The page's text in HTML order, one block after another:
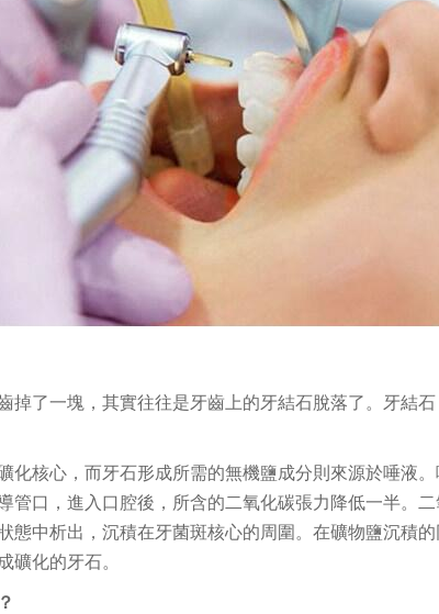
掉了一塊，其實往往是牙齒上的牙結石脫落了。牙結
化核心，而牙石形成所需的無機鹽成分則來源於唾液
管口，進入口腔後，所含的二氧化碳張力降低一半。
態中析出，沉積在牙菌斑核心的周圍。在礦物鹽沉積
礦化的牙石。